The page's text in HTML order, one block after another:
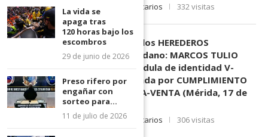
11 de junio de 2026 0 comentarios 332 visitas
EDICTO SE HACE SABER: A los HEREDEROS
DESCONOCIDOS del ciudadano: MARCOS TULIO
) cédula de identidad V-
3.003.963, Parte demandada por CUMPLIMIENTO
DE CONTRATO DE COMPRA-VENTA (Mérida, 17 de
Junio de 2026)
17 de junio de 2026 0 comentarios 306 visitas
La vida se
apaga tras
120 horas bajo los
escombros
29 de junio de 2026
Preso rifero por
engañar con
sorteo para...
11 de julio de 2026